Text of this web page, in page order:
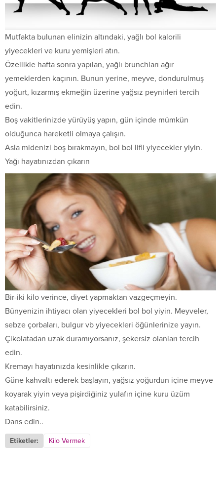
Mutfakta bulunan elinizin altındaki, yağlı bol kalorili
yiyecekleri ve kuru yemişleri atın.
Özellikle hafta sonra yapılan, yağlı brunchları ağır
yemeklerden kaçının. Bunun yerine, meyve, dondurulmuş
yoğurt, kızarmış ekmeğin üzerine yağsız peynirleri tercih
edin.
Boş vakitlerinizde yürüyüş yapın, gün içinde mümkün
olduğunca hareketli olmaya çalışın.
Asla midenizi boş bırakmayın, bol bol lifli yiyecekler yiyin.
Yağı hayatınızdan çıkarın
Bir-iki kilo verince, diyet yapmaktan vazgeçmeyin.
Bünyenizin ihtiyacı olan yiyecekleri bol bol yiyin. Meyveler,
sebze çorbaları, bulgur vb yiyecekleri öğünlerinize yayın.
Çikolatadan uzak duramıyorsanız, şekersiz olanları tercih
edin.
Kremayı hayatınızda kesinlikle çıkarın.
Güne kahvaltı ederek başlayın, yağsız yoğurdun içine meyve
koyarak yiyin veya pişirdiğiniz yulafın içine kuru üzüm
katabilirsiniz.
Dans edin..
Etiketler: Kilo Vermek